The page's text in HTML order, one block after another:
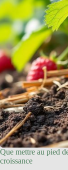
Que mettre au pied
croissance